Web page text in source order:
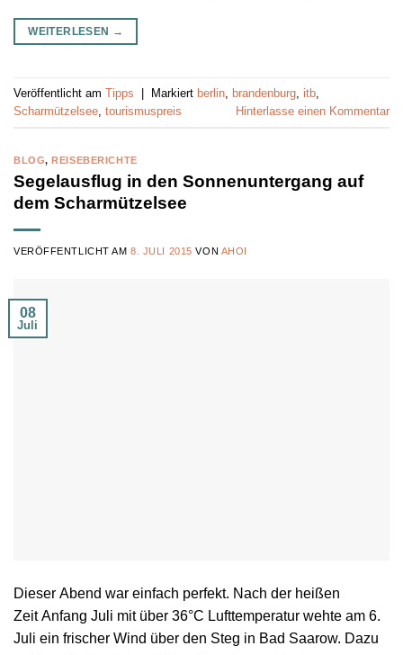
WEITERLESEN →
Veröffentlicht am Tipps | Markiert berlin brandenburg itb
Scharmützelsee tourismuspreis Hinterlasse einen Kommentar
BLOG, REISEBERICHTE
Segelausflug in den Sonnenuntergang auf
dem Scharmützelsee
VERÖFFENTLICHT AM8. JULI 2015 VON AHOI
08
Juli
Dieser Abend war einfach perfekt. Nach der heißen
Zeit Anfang Juli mit über 36°C Lufttemperatur wehte am 6.
Juli ein frischer Wind über den Steg in Bad Saarow. Dazu